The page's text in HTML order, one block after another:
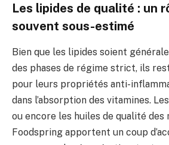
Les lipides de qualité : un
souvent sous-estimé
Bien que les lipides soient
des phases de régime strict, ils
pour leurs propriétés anti-
dans l’absorption des vitamines.
ou encore les huiles de qualité des
Foodspring apportent un coup